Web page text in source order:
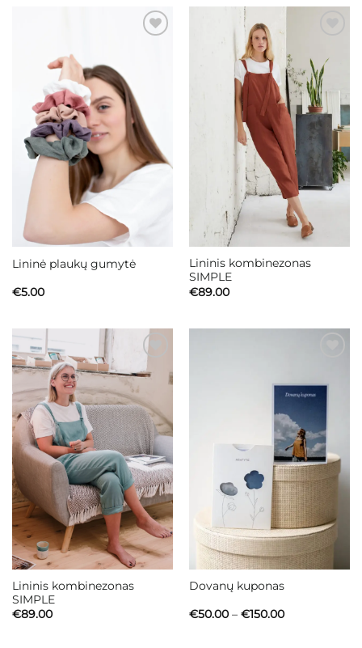
Mėgstamiausias
Lininė plaukų gumytė
€5.00
Mėgstamiausias
Lininis kombinezonas
SIMPLE
€89.00
Mėgstamiausias
Lininis kombinezonas
SIMPLE
€89.00
Mėgstamiausias
Dovanų kuponas
€50.00 – €150.00Price